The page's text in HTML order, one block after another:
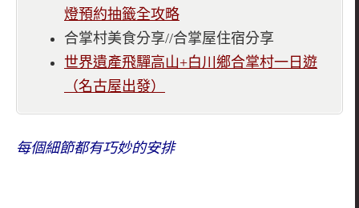
燈預約抽籤全攻略
合掌村美食分享//合掌屋住宿分享
世界遺產飛驒高山+白川鄉合掌村一日遊
（名古屋出發）
每個細節都有巧妙的安排